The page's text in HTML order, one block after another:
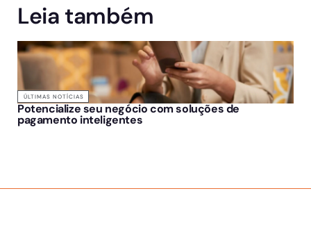
Leia também
ÚLTIMAS NOTÍCIAS
Potencialize seu negócio com soluções de
pagamento inteligentes